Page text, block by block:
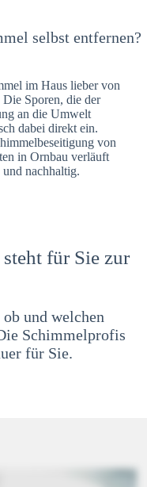
selbst entfernen?
im Haus lieber von
Sporen, die der
an die Umwelt
dabei direkt ein.
von
in Ornbau verläuft
nachhaltig.
für Sie zur
und welchen
Schimmelprofis
für Sie.